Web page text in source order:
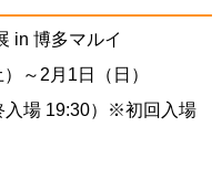
in 博多マルイ
～2月1日（日）
入場 19:30）※初回入場